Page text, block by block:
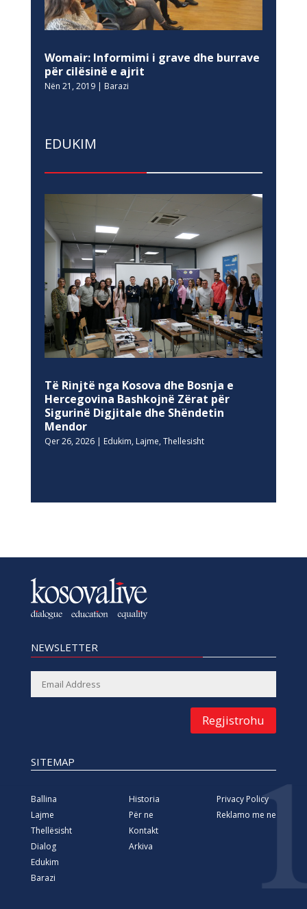
Womair: Informimi i grave dhe burrave
për cilësinë e ajrit
Nën 21, 2019| Barazi
EDUKIM
Të Rinjtë nga Kosova dhe Bosnja e
Hercegovina Bashkojnë Zërat për
Sigurinë Digjitale dhe Shëndetin
Mendor
Qer 26, 2026| Edukim, Lajme, Thellesisht
NEWSLETTER
Regjistrohu
SITEMAP
Ballina
Lajme
Thellësisht
Dialog
Edukim
Barazi
Historia
Për ne
Kontakt
Arkiva
Privacy Policy
Reklamo me ne